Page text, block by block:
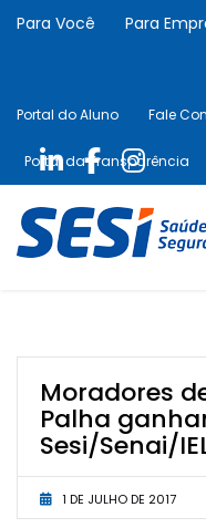
Para Você Para
Portal do Aluno Fale
Portal da Transparência
Moradores
Palha
Sesi/Senai/
1 DE JULHO DE 2017